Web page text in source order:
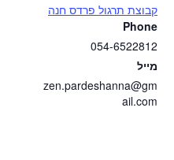
קבוצת תרגול פרדס חנה
Phone
054-6522812
מייל
zen.pardeshanna@gm
ail.com